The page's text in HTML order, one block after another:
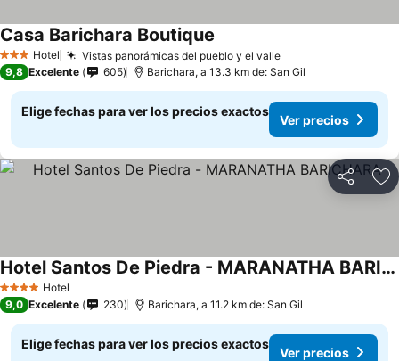
3 Estrellas
Hotel Vistas panorámicas del pueblo y el valle
Casa Barichara Boutique
9,8 Excelente 605 Barichara, a 13.3 km de: San Gil
Elige fechas para ver los precios exactos
Ver precios
Compartir
4 EstrellasHotel
Hotel Santos De Piedra - MARANATHA BARICHARA
9,0 Excelente 230 Barichara, a 11.2 km de: San Gil
Elige fechas para ver los precios exactos
Ver precios